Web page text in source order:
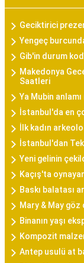
Geciktirici
Yengeç
Gib'in durum
Makedonya
Saatleri
Ya Mubin
İstanbul'da en
İlk kadın
İstanbul'dan
Yeni gelinin
Kaçış'ta
Baskı balatası
Mary & May göz
Binanın yaşı
Kompozit
Antep usulü at